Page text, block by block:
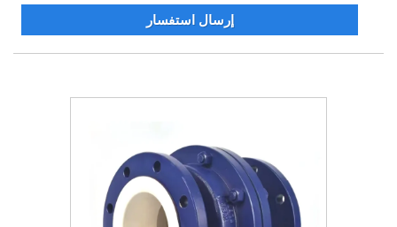
إرسال استفسار